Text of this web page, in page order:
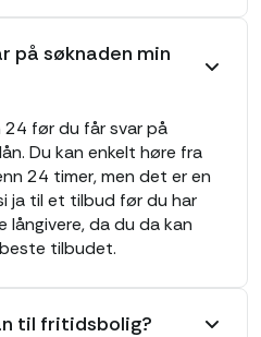
på søknaden min
24 før du får svar på
Du kan enkelt høre fra
24 timer, men det er en
ja til et tilbud før du har
da du da kan
tilbudet.
til fritidsbolig?